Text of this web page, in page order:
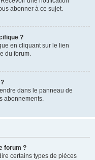
abonner à ce sujet.
?
en cliquant sur le lien
du forum.
dans le panneau de
abonnements.
forum ?
certains types de pièces